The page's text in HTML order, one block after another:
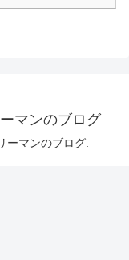
マンのブログ
ーマンのブログ.